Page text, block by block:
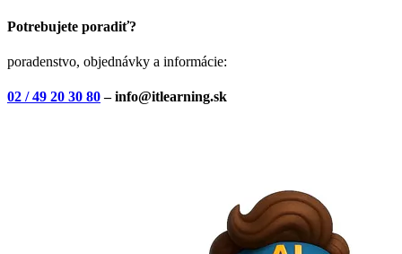
Potrebujete poradiť?
poradenstvo, objednávky a informácie:
02 / 49 20 30 80– info@itlearning.sk